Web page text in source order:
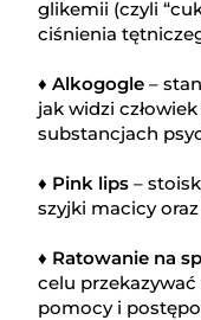
glikemii (czyli
ciśnienia
♦ Alkogogle –
jak widzi
substancjach
♦ Pink lips –
szyjki macicy
♦ Ratowanie na
celu
pomocy i